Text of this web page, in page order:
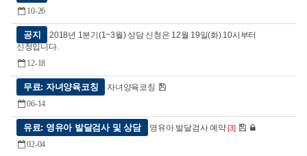
10-26
공지
2018년 1분기(1~3월) 상담 신청은 12월 19일(화) 10시부터
신청입니다.
12-18
무료: 자녀양육코칭
자녀양육코칭
06-14
유료: 영유아 발달검사 및 상담 영유아 발달검사 예약[3]
02-04